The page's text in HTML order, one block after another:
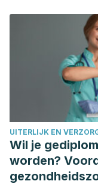
https://doi.org/
Penfold, P. L., &
Macular
Coleman, H. R.,
(2008). Age-
https://doi.org/
Brandl, C., Stark,
Heid, I. M., &
related macular
https://doi.org/
UITERLIJK EN
Wil je
worden?